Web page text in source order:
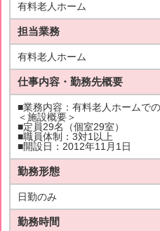
有料老人ホーム
担当業務
有料老人ホーム
仕事内容・勤務先概要
■業務内容：有料老人ホームで
＜施設概要＞
■定員29名（個室29室）
■職員体制：3対1以上
■開設日：2012年11月1日
勤務形態
日勤のみ
勤務時間